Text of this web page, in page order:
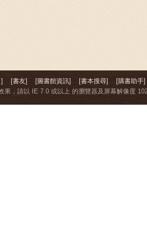
[書友] [圖書館資訊] [書本搜尋]
[購書助手]
果，請以 IE 7.0 或以上 的瀏覽器及屏幕解像度